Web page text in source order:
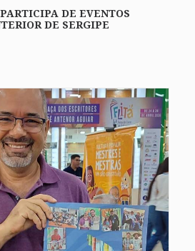
DE EVENTOS
DE SERGIPE